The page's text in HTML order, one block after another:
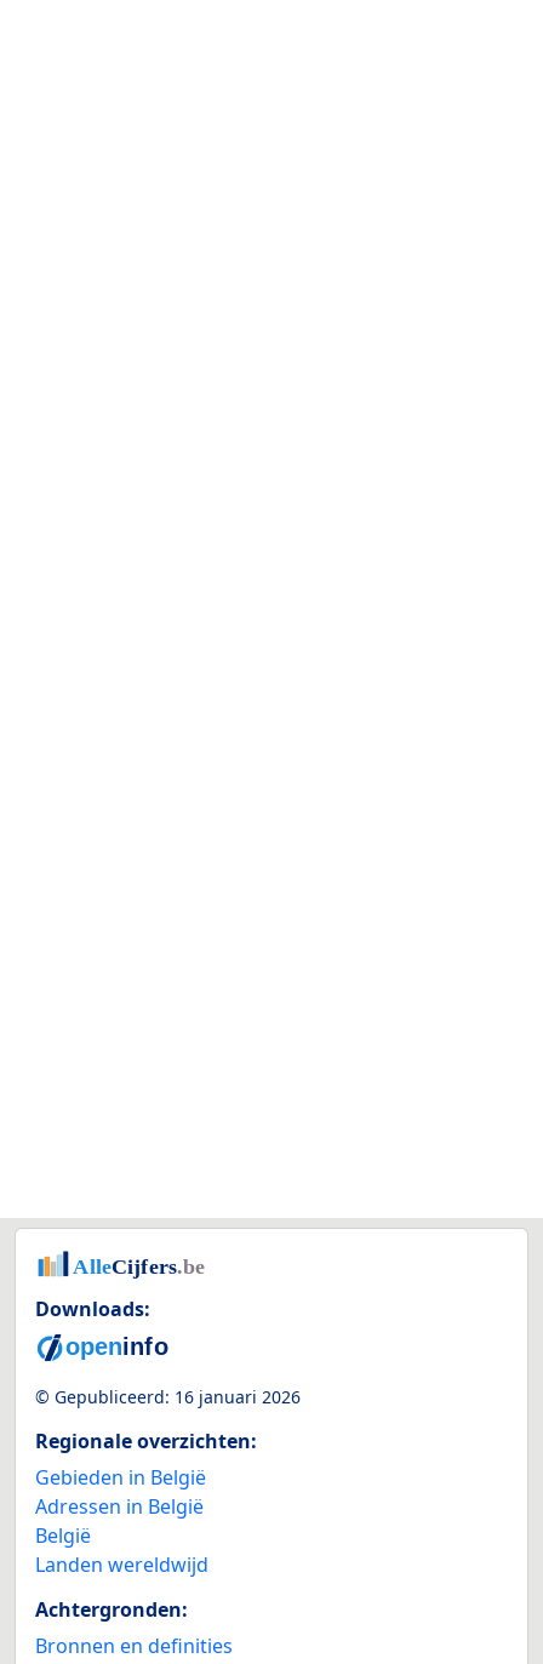
Downloads:
© Gepubliceerd: 16 januari 2026
Regionale overzichten:
Gebieden in België
Adressen in België
België
Landen wereldwijd
Achtergronden:
Bronnen en definities